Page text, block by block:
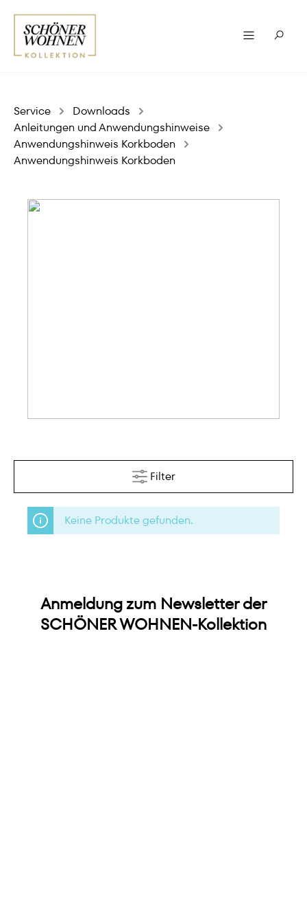
Service
Downloads
Anleitungen und Anwendungshinweise
Anwendungshinweis Korkboden
Anwendungshinweis Korkboden
Filter
Keine Produkte gefunden.
Anmeldung zum Newsletter der
SCHÖNER WOHNEN-Kollektion